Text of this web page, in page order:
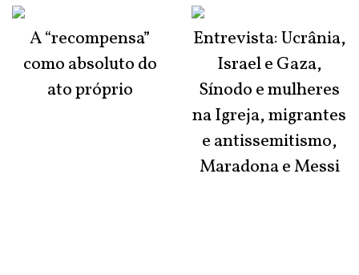
A “recompensa”
como absoluto do
ato próprio
Entrevista: Ucrânia,
Israel e Gaza,
Sínodo e mulheres
na Igreja, migrantes
e antissemitismo,
Maradona e Messi